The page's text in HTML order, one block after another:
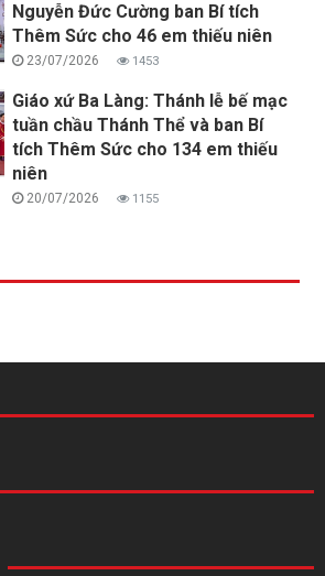
Nguyễn Đức Cường ban Bí tích
Thêm Sức cho 46 em thiếu niên
23/07/2026 1453
Giáo xứ Ba Làng: Thánh lễ bế mạc
tuần chầu Thánh Thể và ban Bí
tích Thêm Sức cho 134 em thiếu
niên
20/07/2026 1155